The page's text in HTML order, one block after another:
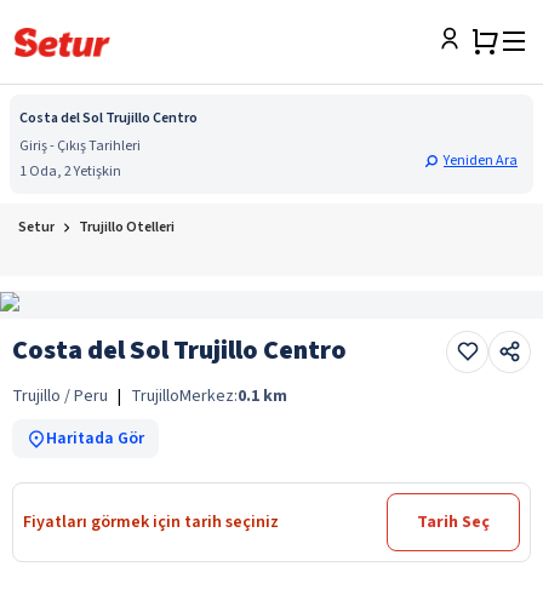
Costa del Sol Trujillo Centro
Giriş - Çıkış Tarihleri
1 Oda, 2 Yetişkin
Yeniden Ara
Setur Trujillo Otelleri
Costa del Sol Trujillo Centro
Trujillo / Peru | TrujilloMerkez:0.1 km
Haritada Gör
Fiyatları görmek için tarih seçiniz Tarih Seç